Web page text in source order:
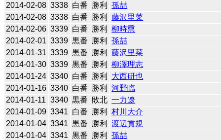
2014-02-08 3338 白番 勝利
孫喆
2014-02-08 3338 白番 勝利
藤沢里菜
2014-02-06 3339 白番 勝利
柳時熏
2014-02-01 3339 黒番 勝利
孫喆
2014-01-31 3339 黒番 勝利
藤沢里菜
2014-01-30 3339 黒番 勝利
柳澤理志
2014-01-24 3340 白番 勝利
大西研也
2014-01-16 3340 白番 勝利
河野臨
2014-01-11 3340 黒番 敗北 一力遼
2014-01-09 3341 白番 勝利
村川大介
2014-01-04 3341 黒番 勝利
渡辺貢規
2014-01-04 3341 黒番 勝利
孫喆